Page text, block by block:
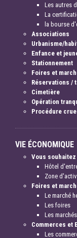
Les autres
La
la bourse
Associations
Urbanisme/
Enfance et
Stationnement
Foires et
Réservations /
Cimetière
Opération
Procédure crue
VIE ÉCONOMIQUE
Vous
Hôtel
Zone
Foires et
Le marché
Les foires
Les
Commerces et
Les